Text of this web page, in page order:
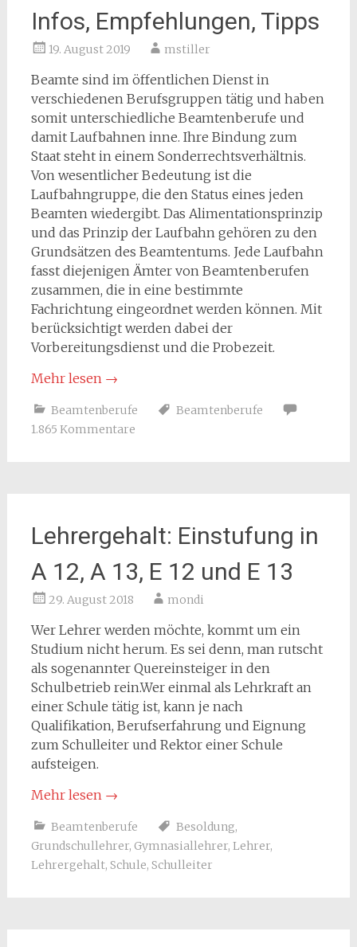
Infos, Empfehlungen, Tipps
19. August 2019 mstiller
Beamte sind im öffentlichen Dienst in
verschiedenen Berufsgruppen tätig und haben
somit unterschiedliche Beamtenberufe und
damit Laufbahnen inne. Ihre Bindung zum
Staat steht in einem Sonderrechtsverhältnis.
Von wesentlicher Bedeutung ist die
Laufbahngruppe, die den Status eines jeden
Beamten wiedergibt. Das Alimentationsprinzip
und das Prinzip der Laufbahn gehören zu den
Grundsätzen des Beamtentums. Jede Laufbahn
fasst diejenigen Ämter von Beamtenberufen
zusammen, die in eine bestimmte
Fachrichtung eingeordnet werden können. Mit
berücksichtigt werden dabei der
Vorbereitungsdienst und die Probezeit.
Mehr lesen →
Beamtenberufe
Beamtenberufe
1.865 Kommentare
Lehrergehalt: Einstufung in
A 12, A 13, E 12 und E 13
29. August 2018 mondi
Wer Lehrer werden möchte, kommt um ein
Studium nicht herum. Es sei denn, man rutscht
als sogenannter Quereinsteiger in den
Schulbetrieb rein.Wer einmal als Lehrkraft an
einer Schule tätig ist, kann je nach
Qualifikation, Berufserfahrung und Eignung
zum Schulleiter und Rektor einer Schule
aufsteigen.
Mehr lesen →
Beamtenberufe Besoldung,
Grundschullehrer, Gymnasiallehrer, Lehrer,
Lehrergehalt, Schule, Schulleiter